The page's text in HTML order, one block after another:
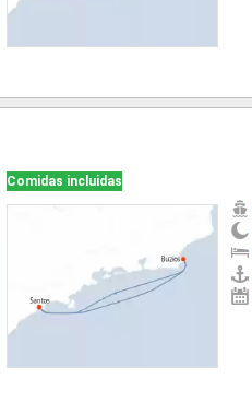
Comidas incluidas